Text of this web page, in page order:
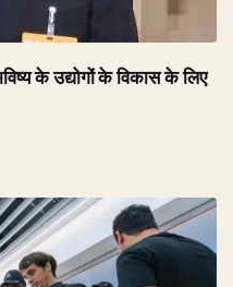
के उद्योगों के विकास के लिए